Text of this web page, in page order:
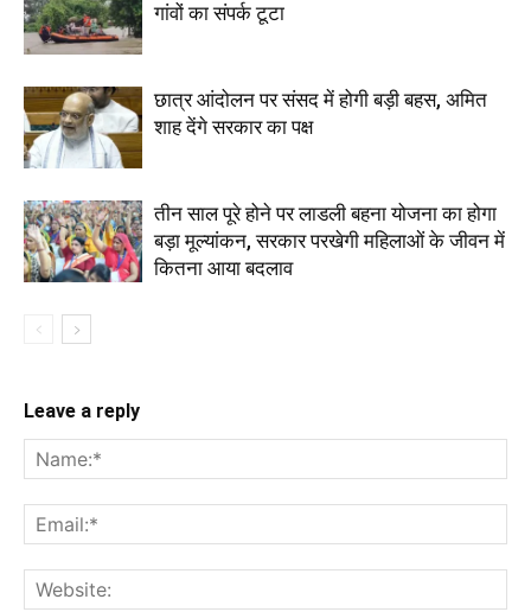
गांवों का संपर्क टूटा
छात्र आंदोलन पर संसद में होगी बड़ी बहस, अमित
शाह देंगे सरकार का पक्ष
तीन साल पूरे होने पर लाडली बहना योजना का होगा
बड़ा मूल्यांकन, सरकार परखेगी महिलाओं के जीवन में
कितना आया बदलाव
Leave a reply